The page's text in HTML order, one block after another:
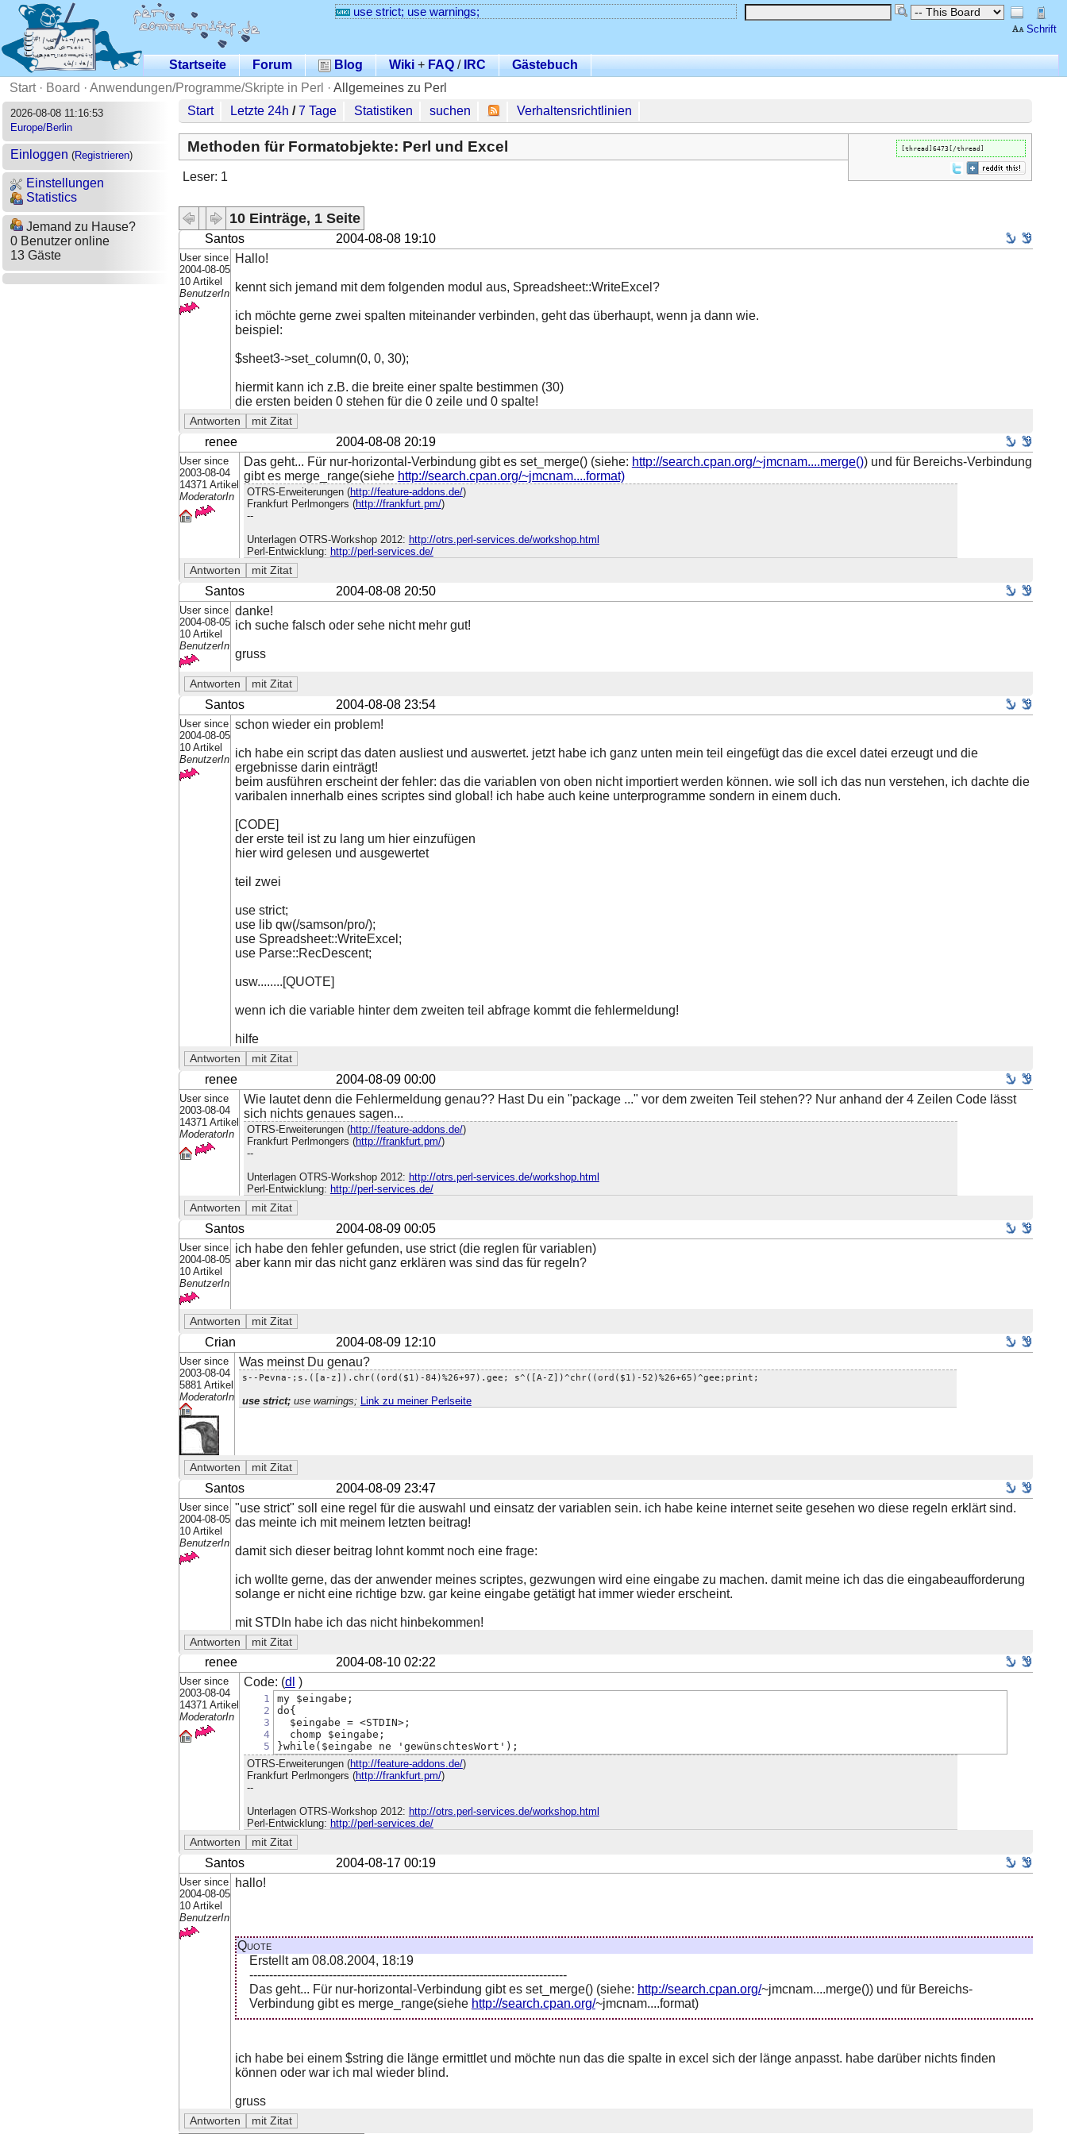
Schrift
use strict; use warnings;
Startseite Forum Blog Wiki+ FAQ /IRC
Gästebuch
Start· Board · Anwendungen/Programme/Skripte in Perl · Allgemeines zu Perl
2026-08-08 11:16:53
Europe/Berlin
Einloggen (Registrieren)
Einstellungen
Statistics
Jemand zu Hause?
0 Benutzer online
13 Gäste
Start Letzte 24h /7 Tage Statistiken suchen Verhaltensrichtlinien
[thread]6473[/thread]
Methoden für Formatobjekte: Perl und Excel
Leser: 1
10 Einträge, 1 Seite
Santos 2004-08-08 19:10
User since
2004-08-05
10 Artikel
BenutzerIn
Hallo!
kennt sich jemand mit dem folgenden modul aus, Spreadsheet::WriteExcel?
ich möchte gerne zwei spalten miteinander verbinden, geht das überhaupt, wenn ja dann wie.
beispiel:
$sheet3->set_column(0, 0, 30);
hiermit kann ich z.B. die breite einer spalte bestimmen (30)
die ersten beiden 0 stehen für die 0 zeile und 0 spalte!
renee 2004-08-08 20:19
User since
2003-08-04
14371 Artikel
ModeratorIn
Das geht... Für nur-horizontal-Verbindung gibt es set_merge() (siehe: http://search.cpan.org/~jmcnam....merge()) und für Bereichs-Verbindung
gibt es merge_range(siehe http://search.cpan.org/~jmcnam....format)
OTRS-Erweiterungen (http://feature-addons.de/)
Frankfurt Perlmongers (http://frankfurt.pm/)
--
Unterlagen OTRS-Workshop 2012: http://otrs.perl-services.de/workshop.html
Perl-Entwicklung: http://perl-services.de/
Santos 2004-08-08 20:50
User since
2004-08-05
10 Artikel
BenutzerIn
danke!
ich suche falsch oder sehe nicht mehr gut!
gruss
Santos 2004-08-08 23:54
User since
2004-08-05
10 Artikel
BenutzerIn
schon wieder ein problem!
ich habe ein script das daten ausliest und auswertet. jetzt habe ich ganz unten mein teil eingefügt das die excel datei erzeugt und die
ergebnisse darin einträgt!
beim ausführen erscheint der fehler: das die variablen von oben nicht importiert werden können. wie soll ich das nun verstehen, ich dachte die
varibalen innerhalb eines scriptes sind global! ich habe auch keine unterprogramme sondern in einem duch.
[CODE]
der erste teil ist zu lang um hier einzufügen
hier wird gelesen und ausgewertet
teil zwei
use strict;
use lib qw(/samson/pro/);
use Spreadsheet::WriteExcel;
use Parse::RecDescent;
usw........[QUOTE]
wenn ich die variable hinter dem zweiten teil abfrage kommt die fehlermeldung!
hilfe
renee 2004-08-09 00:00
User since
2003-08-04
14371 Artikel
ModeratorIn
Wie lautet denn die Fehlermeldung genau?? Hast Du ein "package ..." vor dem zweiten Teil stehen?? Nur anhand der 4 Zeilen Code lässt
sich nichts genaues sagen...
OTRS-Erweiterungen (http://feature-addons.de/)
Frankfurt Perlmongers (http://frankfurt.pm/)
--
Unterlagen OTRS-Workshop 2012: http://otrs.perl-services.de/workshop.html
Perl-Entwicklung: http://perl-services.de/
Santos 2004-08-09 00:05
User since
2004-08-05
10 Artikel
BenutzerIn
ich habe den fehler gefunden, use strict (die reglen für variablen)
aber kann mir das nicht ganz erklären was sind das für regeln?
Crian 2004-08-09 12:10
User since
2003-08-04
5881 Artikel
ModeratorIn
Was meinst Du genau?
s--Pevna-;s.([a-z]).chr((ord($1)-84)%26+97).gee; s^([A-Z])^chr((ord($1)-52)%26+65)^gee;print;
use strict;use warnings; Link zu meiner Perlseite
Santos 2004-08-09 23:47
User since
2004-08-05
10 Artikel
BenutzerIn
"use strict" soll eine regel für die auswahl und einsatz der variablen sein. ich habe keine internet seite gesehen wo diese regeln erklärt sind.
das meinte ich mit meinem letzten beitrag!
damit sich dieser beitrag lohnt kommt noch eine frage:
ich wollte gerne, das der anwender meines scriptes, gezwungen wird eine eingabe zu machen. damit meine ich das die eingabeaufforderung
solange er nicht eine richtige bzw. gar keine eingabe getätigt hat immer wieder erscheint.
mit STDIn habe ich das nicht hinbekommen!
renee 2004-08-10 02:22
User since
2003-08-04
14371 Artikel
ModeratorIn
Code: (dl )
1
2
3
4
5
my $eingabe;
do{
  $eingabe = <STDIN>;
  chomp $eingabe;
}while($eingabe ne 'gewünschtesWort');
OTRS-Erweiterungen (http://feature-addons.de/)
Frankfurt Perlmongers (http://frankfurt.pm/)
--
Unterlagen OTRS-Workshop 2012: http://otrs.perl-services.de/workshop.html
Perl-Entwicklung: http://perl-services.de/
Santos 2004-08-17 00:19
User since
2004-08-05
10 Artikel
BenutzerIn
hallo!
Quote
Erstellt am 08.08.2004, 18:19
--------------------------------------------------------------------------------
Das geht... Für nur-horizontal-Verbindung gibt es set_merge() (siehe: http://search.cpan.org/~jmcnam....merge()) und für Bereichs-
Verbindung gibt es merge_range(siehe http://search.cpan.org/~jmcnam....format)
ich habe bei einem $string die länge ermittlet und möchte nun das die spalte in excel sich der länge anpasst. habe darüber nichts finden
können oder war ich mal wieder blind.
gruss